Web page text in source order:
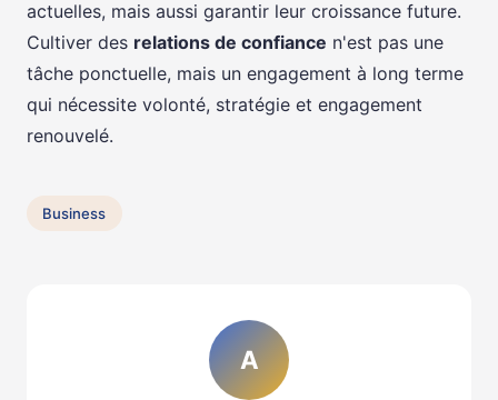
actuelles, mais aussi garantir leur croissance future.
Cultiver des relations de confiance n'est pas une
tâche ponctuelle, mais un engagement à long terme
qui nécessite volonté, stratégie et engagement
renouvelé.
Business
A